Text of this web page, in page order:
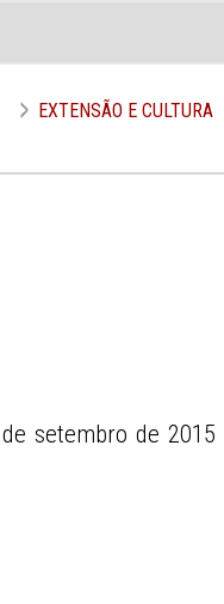
EXTENSÃO E CULTURA
setembro de